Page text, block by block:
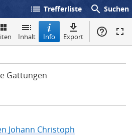
list Trefferliste search Suchen
Inhalt Info Export
Gattungen
Johann Christoph